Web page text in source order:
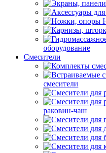
оборудование
Смесители
смесители
раковин-чаш